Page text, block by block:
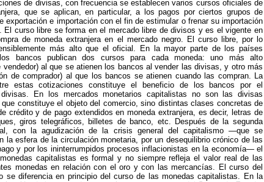
de divisas, con frecuencia se establecen varios cursos oficiales de
que se aplican, en particular, a los pagos por ciertos grupos de
exportación e importación con el fin de estimular o frenar su importación
El curso libre se forma en el mercado libre de divisos y es el vigente en
de moneda extranjera en el mercado negro. El curso libre, por lo
más alto que el oficial. En la mayor parte de los países
bancos publican dos cursos para cada moneda: uno más alto
vendedor) al que se atienen los bancos al vender las divisas, y otro más
de comprador) al que los bancos se atienen cuando las compran. La
estas cotizaciones constituye el beneficio de los bancos por el
En los mercados monetarios capitalistas no son las divisas
constituye el objeto del comercio, sino distintas clases concretas de
crédito y de pago extendidos en moneda extranjera, es decir, letras de
giros telegráficos, billetes de banco, etc. Después de la segunda
con la agudización de la crisis general del capitalismo —que se
la esfera de la circulación monetaria, por un desequilibrio crónico de las
y por los ininterrumpidos procesos inflacionistas en la economía— el
capitalistas es formal y no siempre refleja el valor real de las
monedas en relación con el oro y con las mercancías. El curso del
se diferencia en principio del curso de las monedas capitalistas. En la